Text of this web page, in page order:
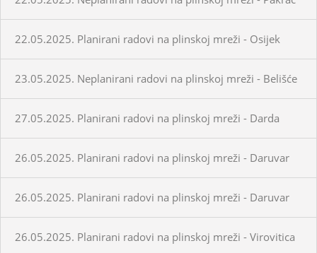
22.05.2025. Planirani radovi na plinskoj mreži - Osijek
23.05.2025. Neplanirani radovi na plinskoj mreži - Belišće
27.05.2025. Planirani radovi na plinskoj mreži - Darda
26.05.2025. Planirani radovi na plinskoj mreži - Daruvar
26.05.2025. Planirani radovi na plinskoj mreži - Daruvar
26.05.2025. Planirani radovi na plinskoj mreži - Virovitica